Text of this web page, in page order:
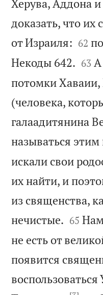
Херува, Аддона
доказать, что их
от Израиля: 

62
Некоды 642. 

63 А
потомки Хаваии,
(человека,
галаадитянина
называться
искали свои
их найти, и
из священства,
нечистые. 

65
не есть от
появится